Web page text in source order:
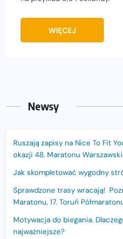
WIĘCEJ
Newsy
Ruszają zapisy na Nice To Fit
okazji 48. Maratonu
Jak skompletować wygodny
Sprawdzone trasy wracają!
Maratonu, 17. Toruń
Motywacja do biegania.
najważniejsze?